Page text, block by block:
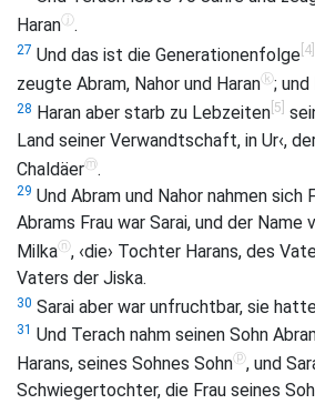
Haranⓙ.
27 Und das ist die Generationenfolge [4]
zeugte Abram, Nahor und Haranⓚ;
28 Haran aber starb zu Lebzeiten [5]
Land seiner Verwandtschaft, in Ur‹,
Chaldäerⓜ.
29 Und Abram und Nahor nahmen sich
Abrams Frau war Sarai, und der Name
Milkaⓝ, ‹die› Tochter Harans, des
Vaters der Jiska.
30 Sarai aber war unfruchtbar, sie
31 Und Terach nahm seinen Sohn
Harans, seines Sohnes Sohnⓟ, und
Schwiegertochter, die Frau seines